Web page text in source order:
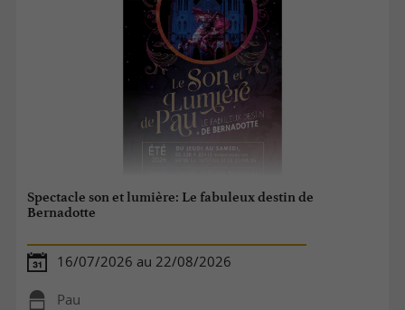
Spectacle son et lumière: Le fabuleux destin de
Bernadotte
16/07/2026 au 22/08/2026
Pau